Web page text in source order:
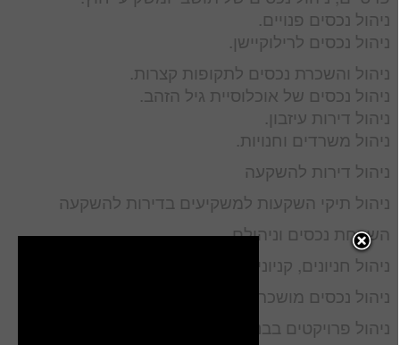
ניהול נכסים פנויים.
ניהול נכסים לרילוקיישן.
ניהול והשכרת נכסים לתקופות קצרות.
ניהול נכסים של אוכלוסיית גיל הזהב.
ניהול דירות עיזבון.
ניהול משרדים וחנויות.
ניהול דירות להשקעה
ניהול תיקי השקעות למשקיעים בדירות להשקעה
השבחת נכסים וניהולם
ניהול חניונים, קניונים בתי מלון, קרקעות
ניהול נכסים מושכרים
ניהול פרויקטים בבניה בישראל